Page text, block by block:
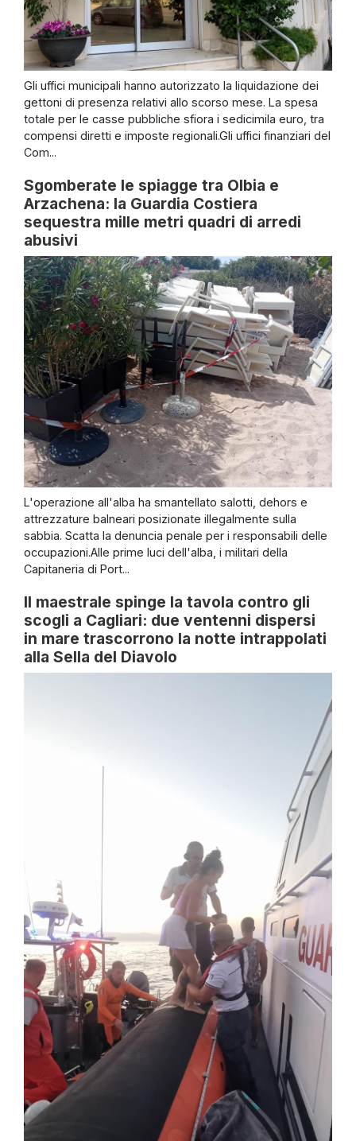
Gli uffici municipali hanno autorizzato la liquidazione dei
gettoni di presenza relativi allo scorso mese. La spesa
totale per le casse pubbliche sfiora i sedicimila euro, tra
compensi diretti e imposte regionali.Gli uffici finanziari del
Com...
Sgomberate le spiagge tra Olbia e
Arzachena: la Guardia Costiera
sequestra mille metri quadri di arredi
abusivi
L'operazione all'alba ha smantellato salotti, dehors e
attrezzature balneari posizionate illegalmente sulla
sabbia. Scatta la denuncia penale per i responsabili delle
occupazioni.Alle prime luci dell'alba, i militari della
Capitaneria di Port...
Il maestrale spinge la tavola contro gli
scogli a Cagliari: due ventenni dispersi
in mare trascorrono la notte intrappolati
alla Sella del Diavolo